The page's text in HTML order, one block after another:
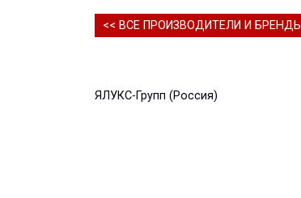
<< ВСЕ ПРОИЗВОДИТЕЛИ И БРЕНДЫ
ЯЛУКС-Групп (Россия)